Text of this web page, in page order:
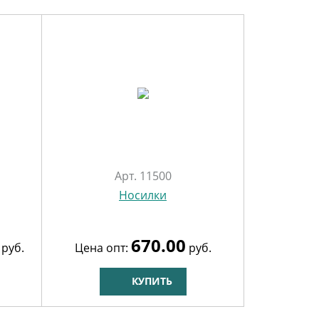
руб.
Арт. 11500
Носилки
Цена опт: 670.00 руб.
КУПИТЬ